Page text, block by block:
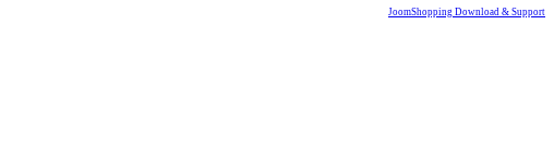
JoomShopping Download & Support